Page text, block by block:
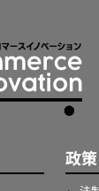
政策